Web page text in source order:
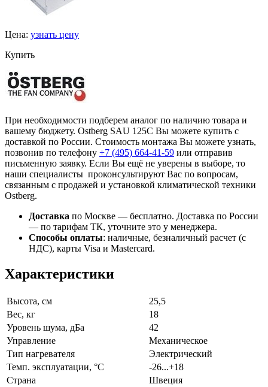
Цена: узнать цену
Купить
При необходимости подберем аналог по наличию товара и
вашему бюджету. Ostberg SAU 125C Вы можете купить с
доставкой по России. Стоимость монтажа Вы можете узнать,
позвонив по телефону +7 (495) 664-41-59 или отправив
письменную заявку. Если Вы ещё не уверены в выборе, то
наши специалисты проконсультируют Вас по вопросам,
связанным с продажей и установкой климатической техники
Ostberg.
Доставка по Москве — бесплатно. Доставка по России
— по тарифам ТК, уточните это у менеджера.
Способы оплаты: наличные, безналичный расчет (с
НДС), карты Visa и Mastercard.
Характеристики
Высота, см
25,5
Вес, кг
18
Уровень шума, дБа
42
Управление
Механическое
Тип нагревателя
Электрический
Темп. эксплуатации, °С
-26...+18
Страна
Швеция